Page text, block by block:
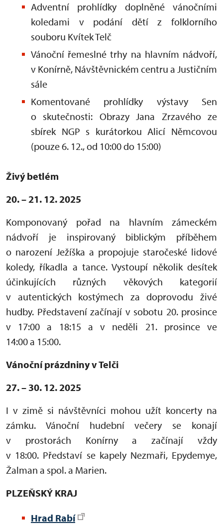
Adventní prohlídky doplněné vánočními
koledami v podání dětí z folklorního
souboru Kvítek Telč
Vánoční řemeslné trhy na hlavním nádvoří,
v Konírně, Návštěvnickém centru a Justičním
sále
Komentované prohlídky výstavy Sen
o skutečnosti: Obrazy Jana Zrzavého ze
sbírek NGP s kurátorkou Alicí Němcovou
(pouze 6. 12., od 10:00 do 15:00)
Živý betlém
20. – 21. 12. 2025
Komponovaný pořad na hlavním zámeckém
nádvoří je inspirovaný biblickým příběhem
o narození Ježíška a propojuje staročeské lidové
koledy, říkadla a tance. Vystoupí několik desítek
účinkujících různých věkových kategorií
v autentických kostýmech za doprovodu živé
hudby. Představení začínají v sobotu 20. prosince
v 17:00 a 18:15 a v neděli 21. prosince ve
14:00 a 15:00.
Vánoční prázdniny v Telči
27. – 30. 12. 2025
I v zimě si návštěvníci mohou užít koncerty na
zámku. Vánoční hudební večery se konají
v prostorách Konírny a začínají vždy
v 18:00. Představí se kapely Nezmaři, Epydemye,
Žalman a spol. a Marien.
PLZEŇSKÝ KRAJ
Hrad Rabí